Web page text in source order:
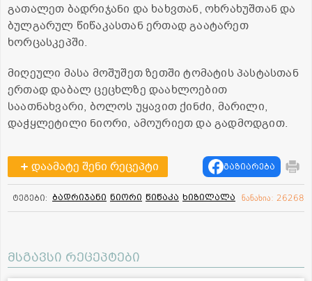
გათალეთ ბადრიჯანი და ხახვთან, ოხრახუშთან და
ბულგარულ წიწაკასთან ერთად გაატარეთ
ხორცასკეპში.
მიღეული მასა მოშუშეთ ზეთში ტომატის პასტასთან
ერთად დაბალ ცეცხლზე დაახლოებით
საათნახვარი, ბოლოს უყავით ქინძი, მარილი,
დაჭყლეტილი ნიორი, ამოურიეთ და გადმოდგით.
დაამატე შენი რეცეპტი გაზიარება
ტეგები: ბადრიჯანი ნიორი წიწაკა ხიზილალა ნანახია: 26268
მსგავსი რეცეპტები